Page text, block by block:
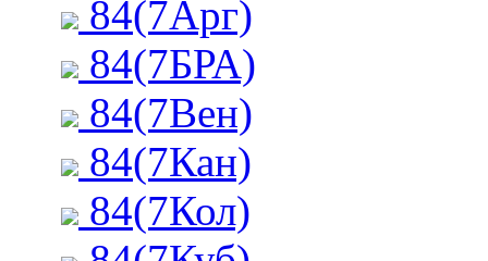
84(7Арг)
84(7БРА)
84(7Вен)
84(7Кан)
84(7Кол)